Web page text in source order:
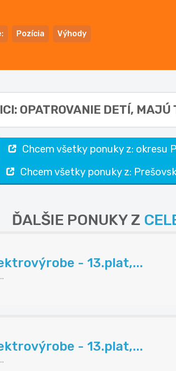
Pozícia Výhody
OPATROVANIE DETÍ, MAJÚ
Chcem všetky ponuky z: okresu
Chcem všetky ponuky z:
ĎALŠIE PONUKY Z
- 13.plat,...
- 13.plat,...